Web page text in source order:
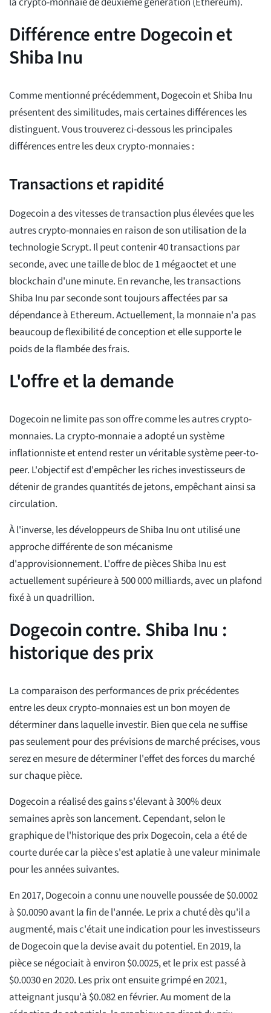
Différence entre Dogecoin et
Shiba Inu
Comme mentionné précédemment, Dogecoin et Shiba Inu
présentent des similitudes, mais certaines différences les
distinguent. Vous trouverez ci-dessous les principales
différences entre les deux crypto-monnaies :
Transactions et rapidité
Dogecoin a des vitesses de transaction plus élevées que les
autres crypto-monnaies en raison de son utilisation de la
technologie Scrypt. Il peut contenir 40 transactions par
seconde, avec une taille de bloc de 1 mégaoctet et une
blockchain d'une minute. En revanche, les transactions
Shiba Inu par seconde sont toujours affectées par sa
dépendance à Ethereum. Actuellement, la monnaie n'a pas
beaucoup de flexibilité de conception et elle supporte le
poids de la flambée des frais.
L'offre et la demande
Dogecoin ne limite pas son offre comme les autres crypto-
monnaies. La crypto-monnaie a adopté un système
inflationniste et entend rester un véritable système peer-to-
peer. L'objectif est d'empêcher les riches investisseurs de
détenir de grandes quantités de jetons, empêchant ainsi sa
circulation.
À l'inverse, les développeurs de Shiba Inu ont utilisé une
approche différente de son mécanisme
d'approvisionnement. L'offre de pièces Shiba Inu est
actuellement supérieure à 500 000 milliards, avec un plafond
fixé à un quadrillion.
Dogecoin contre. Shiba Inu :
historique des prix
La comparaison des performances de prix précédentes
entre les deux crypto-monnaies est un bon moyen de
déterminer dans laquelle investir. Bien que cela ne suffise
pas seulement pour des prévisions de marché précises, vous
serez en mesure de déterminer l'effet des forces du marché
sur chaque pièce.
Dogecoin a réalisé des gains s'élevant à 300% deux
semaines après son lancement. Cependant, selon le
graphique de l'historique des prix Dogecoin, cela a été de
courte durée car la pièce s'est aplatie à une valeur minimale
pour les années suivantes.
En 2017, Dogecoin a connu une nouvelle poussée de $0.0002
à $0.0090 avant la fin de l'année. Le prix a chuté dès qu'il a
augmenté, mais c'était une indication pour les investisseurs
de Dogecoin que la devise avait du potentiel. En 2019, la
pièce se négociait à environ $0.0025, et le prix est passé à
$0.0030 en 2020. Les prix ont ensuite grimpé en 2021,
atteignant jusqu'à $0.082 en février. Au moment de la